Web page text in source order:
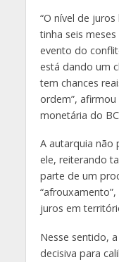
“O nível de
tinha seis
evento do
está dando um
tem chances
ordem”,
monetária do
A autarquia não
ele, reiterando
parte de um
juros em
Nesse sentido,
decisiva para